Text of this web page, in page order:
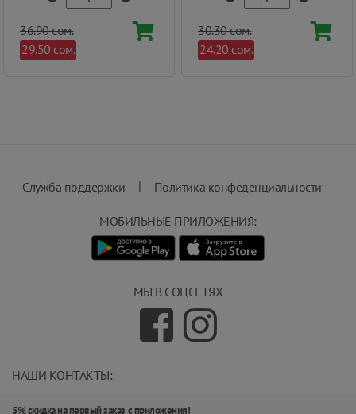
36.90 сом.
29.50 сом.
30.30 сом.
24.20 сом.
Служба поддержки | Политика конфеденциальности
МЫ В СОЦСЕТЯХ
НАШИ КОНТАКТЫ:
МОБИЛЬНЫЕ ПРИЛОЖЕНИЯ:
5% скидка на первый заказ с приложения!